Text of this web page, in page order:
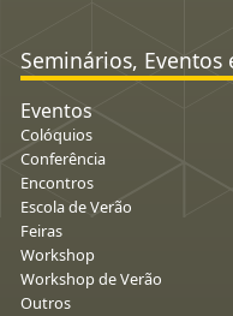
Seminários, Eventos
Eventos
Colóquios
Conferência
Encontros
Escola de Verão
Feiras
Workshop
Workshop de Verão
Outros